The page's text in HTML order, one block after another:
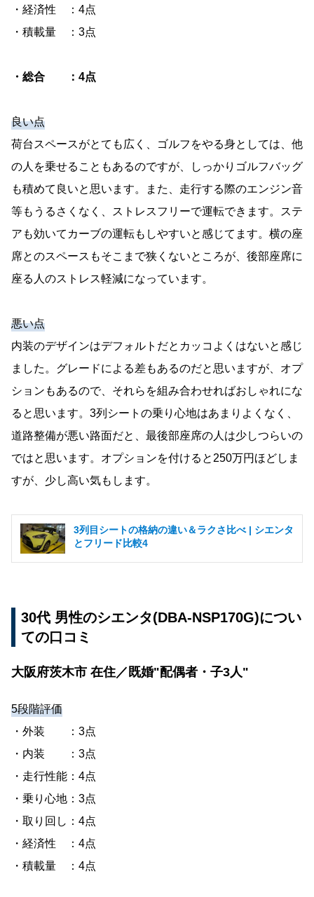
・経済性 ：4点
・積載量 ：3点
・総合 ：4点
良い点
荷台スペースがとても広く、ゴルフをやる身としては、他
の人を乗せることもあるのですが、しっかりゴルフバッグ
も積めて良いと思います。また、走行する際のエンジン音
等もうるさくなく、ストレスフリーで運転できます。ステ
アも効いてカーブの運転もしやすいと感じてます。横の座
席とのスペースもそこまで狭くないところが、後部座席に
座る人のストレス軽減になっています。
悪い点
内装のデザインはデフォルトだとカッコよくはないと感じ
ました。グレードによる差もあるのだと思いますが、オプ
ションもあるので、それらを組み合わせればおしゃれにな
ると思います。3列シートの乗り心地はあまりよくなく、
道路整備が悪い路面だと、最後部座席の人は少しつらいの
ではと思います。オプションを付けると250万円ほどしま
すが、少し高い気もします。
3列目シートの格納の違い＆ラクさ比べ | シエンタ
とフリード比較4
30代 男性のシエンタ(DBA-NSP170G)につい
ての口コミ
大阪府茨木市 在住／既婚"配偶者・子3人"
5段階評価
・外装 ：3点
・内装 ：3点
・走行性能：4点
・乗り心地：3点
・取り回し：4点
・経済性 ：4点
・積載量 ：4点